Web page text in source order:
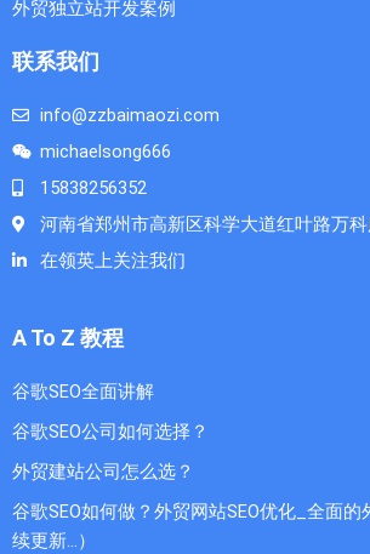
外贸独立站开发案例
联系我们
info@zzbaimaozi.com
michaelsong666
15838256352
河南省郑州市高新区科学大道红叶路万
在领英上关注我们
A To Z 教程
谷歌SEO全面讲解
谷歌SEO公司如何选择？
外贸建站公司怎么选？
谷歌SEO如何做？外贸网站SEO优化_全面
续更新...）